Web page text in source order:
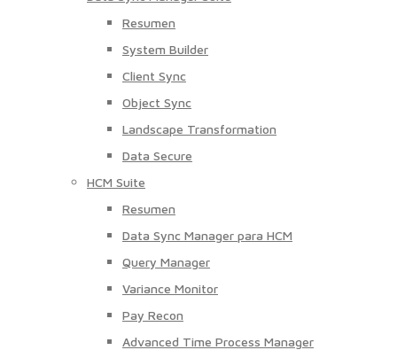
Resumen
System Builder
Client Sync
Object Sync
Landscape Transformation
Data Secure
HCM Suite
Resumen
Data Sync Manager para HCM
Query Manager
Variance Monitor
Pay Recon
Advanced Time Process Manager